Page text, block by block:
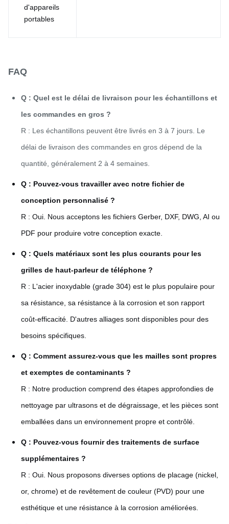
d'appareils
portables
FAQ
Q : Quel est le délai de livraison pour les échantillons et
les commandes en gros ?
R : Les échantillons peuvent être livrés en 3 à 7 jours. Le
délai de livraison des commandes en gros dépend de la
quantité, généralement 2 à 4 semaines.
Q : Pouvez-vous travailler avec notre fichier de
conception personnalisé ?
R : Oui. Nous acceptons les fichiers Gerber, DXF, DWG, AI ou
PDF pour produire votre conception exacte.
Q : Quels matériaux sont les plus courants pour les
grilles de haut-parleur de téléphone ?
R : L'acier inoxydable (grade 304) est le plus populaire pour
sa résistance, sa résistance à la corrosion et son rapport
coût-efficacité. D'autres alliages sont disponibles pour des
besoins spécifiques.
Q : Comment assurez-vous que les mailles sont propres
et exemptes de contaminants ?
R : Notre production comprend des étapes approfondies de
nettoyage par ultrasons et de dégraissage, et les pièces sont
emballées dans un environnement propre et contrôlé.
Q : Pouvez-vous fournir des traitements de surface
supplémentaires ?
R : Oui. Nous proposons diverses options de placage (nickel,
or, chrome) et de revêtement de couleur (PVD) pour une
esthétique et une résistance à la corrosion améliorées.